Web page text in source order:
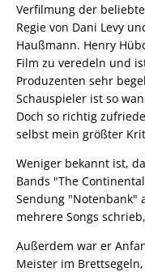
Verfilmung der
Regie von Dani Levy
Haußmann. Henry
Film zu veredeln und
Produzenten sehr
Schauspieler ist so
Doch so richtig
selbst mein größter
Weniger bekannt ist,
Bands "The
Sendung "Notenbank"
mehrere Songs
Außerdem war er
Meister im